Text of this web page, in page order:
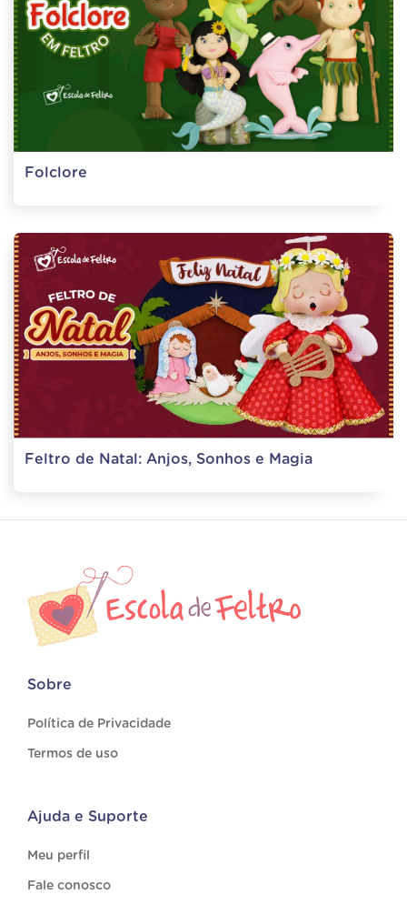
Folclore
Feltro de Natal: Anjos, Sonhos e Magia
Sobre
Política de Privacidade
Termos de uso
Ajuda e Suporte
Meu perfil
Fale conosco